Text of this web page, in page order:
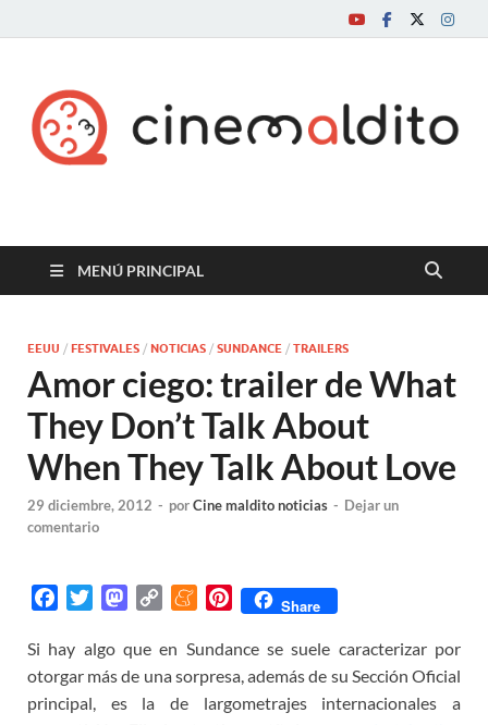
Cine maldito
MENÚ PRINCIPAL
EEUU / FESTIVALES / NOTICIAS / SUNDANCE / TRAILERS
Amor ciego: trailer de What
They Don’t Talk About
When They Talk About Love
29 diciembre, 2012 - porCine maldito noticias - Dejar un
comentario
c
e
b
i
t
M
s
t
p
y
L
M
n
e
a
P
n
t
e
Share
Si hay algo que en Sundance se suele caracterizar por
otorgar más de una sorpresa, además de su Sección Oficial
principal, es la de largometrajes internacionales a